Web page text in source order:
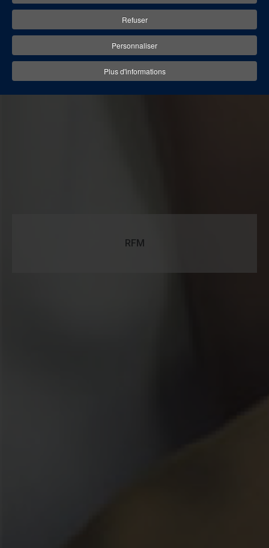
RFM
Refuser
Personnaliser
Plus d'informations